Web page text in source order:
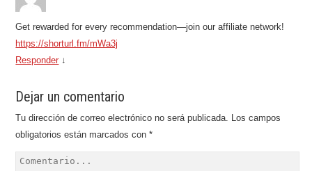
Get rewarded for every recommendation—join our affiliate network!
https://shorturl.fm/mWa3j
Responder ↓
Dejar un comentario
Tu dirección de correo electrónico no será publicada. Los campos
obligatorios están marcados con*